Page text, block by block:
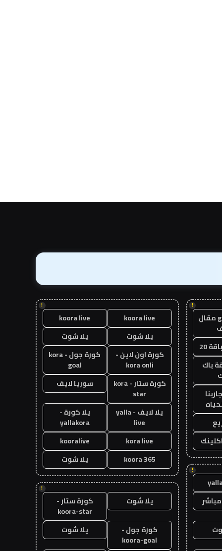
!
guest post مقال
20
باك
!
!
koora live
koora live
يلا شوت
يلا شوت
كورة اون لاين -
kora onli
كورة جول - kora
goal
كورة ستار - kora
star
سوريا لايف
يلا لايف - yalla
live
يلا كورة -
yallakora
kora live
kooralive
koora 365
يلا شوت
!
يلا شوت
كورة ستار -
koora-star
كورة جول -
koora-goal
يلا شوت